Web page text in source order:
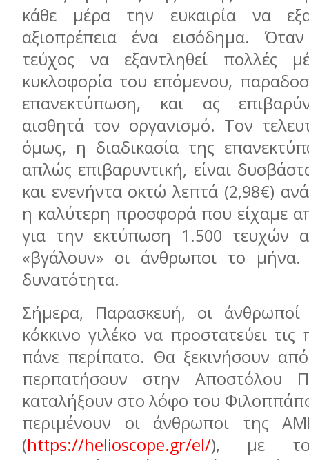
κάθε μέρα την ευκαιρία να
αξιοπρέπεια ένα εισόδημα.
τεύχος να εξαντληθεί πολλές
κυκλοφορία του επόμενου,
επανεκτύπωση, και ας
αισθητά τον οργανισμό. Τον
όμως, η διαδικασία της
απλώς επιβαρυντική, είναι
και ενενήντα οκτώ λεπτά (2,98€)
η καλύτερη προσφορά που είχαμε
για την εκτύπωση 1.500 τευχών
«βγάλουν» οι άνθρωποι το
δυνατότητα.
Σήμερα, Παρασκευή, οι
κόκκινο γιλέκο να προστατεύει
πάνε περίπατο. Θα ξεκινήσουν
περπατήσουν στην Αποστόλου
καταλήξουν στο λόφο του
περιμένουν οι άνθρωποι της
(https://helioscope.gr/el/), με